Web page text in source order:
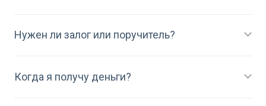
Нужен ли залог или поручитель?
Когда я получу деньги?